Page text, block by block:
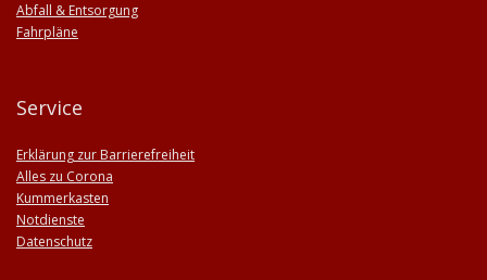
Abfall & Entsorgung
Fahrpläne
Service
Erklärung zur Barrierefreiheit
Alles zu Corona
Kummerkasten
Notdienste
Datenschutz